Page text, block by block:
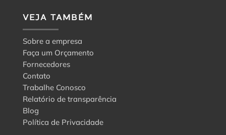
VEJA TAMBÉM
Sobre a empresa
Faça um Orçamento
Fornecedores
Contato
Trabalhe Conosco
Relatório de transparência
Blog
Política de Privacidade